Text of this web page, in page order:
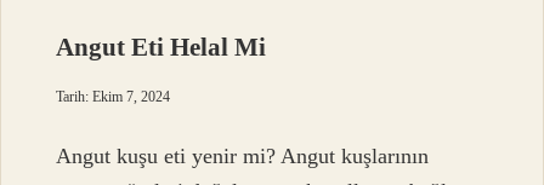
Angut Eti Helal Mi
Tarih: Ekim 7, 2024
Angut kuşu eti yenir mi? Angut kuşlarının